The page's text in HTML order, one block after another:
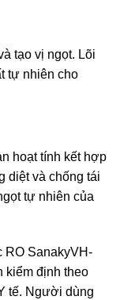
tạo vị ngọt. Lõi
tự nhiên cho
hoạt tính kết hợp
diệt và chống tái
tự nhiên của
RO SanakyVH-
kiểm định theo
tế. Người dùng